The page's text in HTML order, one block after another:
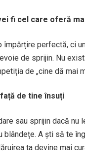
fi cel care oferă
împărțire perfectă, ci
de sprijin. Nu
de „cine dă mai
de tine însuți
sau sprijin dacă
A ști să te
ta devine mai